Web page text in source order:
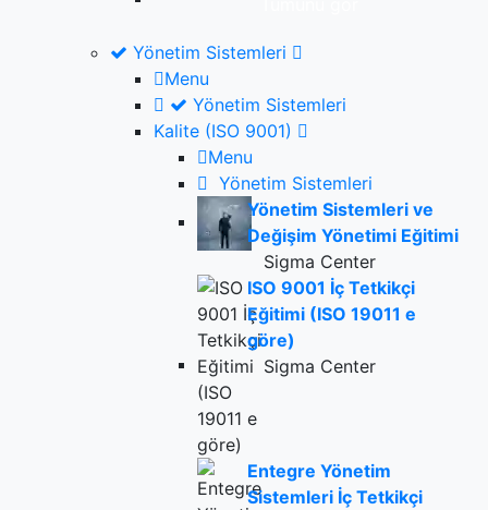
Yönetim Sistemleri
Menu
Yönetim Sistemleri
Kalite (ISO 9001)
Menu
Yönetim Sistemleri
Yönetim Sistemleri ve
Değişim Yönetimi Eğitimi
Sigma Center
ISO 9001 İç Tetkikçi
Eğitimi (ISO 19011 e
göre)
Sigma Center
Entegre Yönetim
Sistemleri İç Tetkikçi